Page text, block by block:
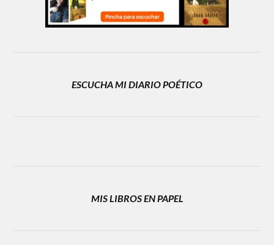
ESCUCHA MI DIARIO POÉTICO
MIS LIBROS EN PAPEL